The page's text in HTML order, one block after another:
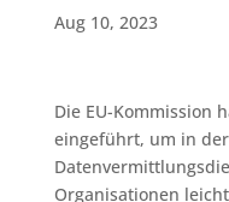
Aug 10, 2023
Die EU-Kommission
eingeführt, um in
Organisationen